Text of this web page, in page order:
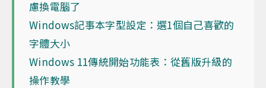
慮換電腦了
Windows記事本字型設定：選1個自己喜歡的
字體大小
Windows 11傳統開始功能表：從舊版升級的
操作教學